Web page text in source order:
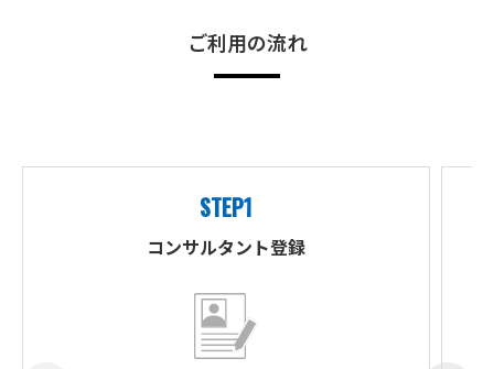
ご利用の流れ
STEP1
コンサルタント登録